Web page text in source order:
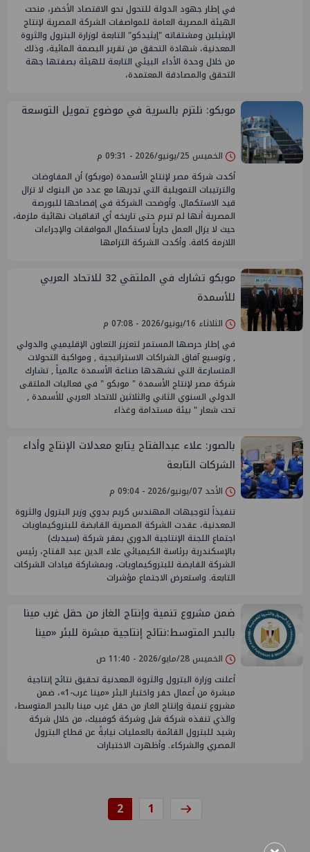
في إطار جهود الدولة للتحول نحو الاقتصاد الأخضر، منحت
الهيئة المصرية العامة للمواصفات الشركة المصرية لإنتاج
الإيثيلين ومشتقاته "إيثيدكو" التابعة لوزارة البترول والثروة
المعدنية، شهادة التحقق من تقرير البصمة المائية، وذلك
من خلال وحدة الأداء البيئي التابعة للهيئة بصفتها جهة
التحقق والمصادقة المعتمدة،
موبكو: نلتزم بالسرية في موضوع تمويل التوسعة
الخميس 25/يونيو/2026 - 09:31 م
أكدت شركة مصر لإنتاج الأسمدة (موبكو) أن المفاوضات
والترتيبات التمويلية التي تجريها مع عدد من البنوك لا تزال
قيد الاستكمال. ​وأوضحت الشركة في إفصاحها للبورصة
المصرية أنها لم تبرم حتى تاريخه أي اتفاقيات نهائية ملزمة،
حيث لا يزال العمل جارياً لاستكمال الموافقات والإجراءات
اللازمة كافة. ​وأكدت الشركة التزامها
موبكو تشارك في الملتقي 32 للاتحاد العربي
للأسمدة
الثلاثاء 16/يونيو/2026 - 07:08 م
في إطار حرصها المستمر لتعزيز التعاون الإقليميي والدولي
, وتوسيع آفاق الشراكات الاستراتيجية , ومواكبة التحولات
المتسارعة التي تشهدها صناعة الأسمدة عالمياً , تشارك
شركة مصر لإنتاج الأسمدة " موبكو " في فعاليات الملتقى
الدولي السنوي الثاني والثلاثين للاتحاد العربي للأسمدة ,
تحت شعار " بيئة مستدامة وغذاء
بالصور: علاء عبدالفتاح يتابع معدلات الإنتاج وأداء
الشركات التابعة
الأحد 07/يونيو/2026 - 09:04 م
تنفيذاً لتوجيهات المهندس كريم بدوي وزير البترول والثروة
المعدنية، عقدت الشركة المصرية القابضة للبتروكيماويات
اجتماع اللجنة الإنتاجية الدوري بمقر شركة (سيدبك)
بالإسكندرية برئاسة الكيميائي علاء الدين عبد الفتاح، رئيس
الشركة القابضة للبتروكيماويات، وبمشاركة قيادات الشركات
التابعة. واستعرض الاجتماع مؤشرات
ضمن مشروع تنمية وإنتاج الغاز من حقل غرب مينا
بالبحر المتوسط:نتائج إنتاجية مبشرة للبئر «مينا
غرب-1»الخميس 28/مايو/2026 - 11:40 ص
أعلنت وزارة البترول والثروة المعدنية تحقيق نتائج إنتاجية
مبشرة من أعمال حفر واختبار البئر «مينا غرب-1»، ضمن
مشروع تنمية وإنتاج الغاز من حقل غرب مينا بالبحر المتوسط،
والذي تنفذه شركة شل وشركة كوفبيك، من خلال شركة
رشيد للبترول القائمة بالعمليات نيابةً عن قطاع البترول
المصري والشركاء. وأظهرت الاختبارات
1
2